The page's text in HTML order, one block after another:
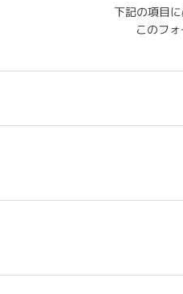
下記の項目
このフ